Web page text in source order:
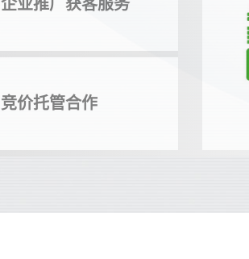
企业推广获客服务
竞价托管合作